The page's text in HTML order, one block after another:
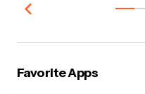
Favorite Apps